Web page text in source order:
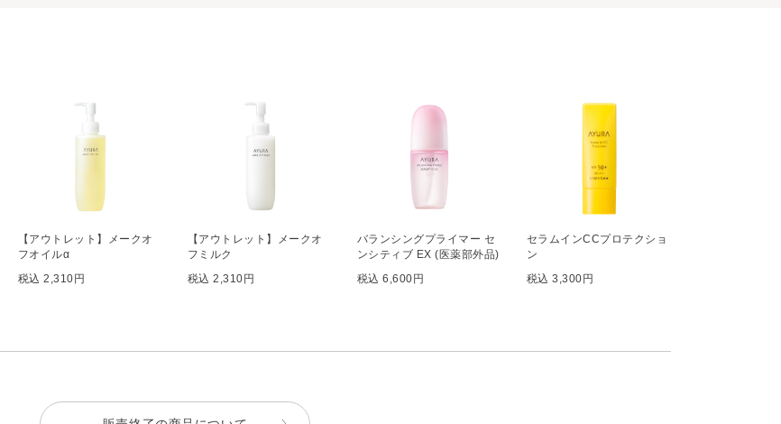
【アウトレット】メークオ
フオイルα
税込 2,310円
【アウトレット】メークオ
フミルク
税込 2,310円
バランシングプライマー セ
ンシティブ EX (医薬部外品)
税込 6,600円
セラムインCCプロテクショ
ン
税込 3,300円